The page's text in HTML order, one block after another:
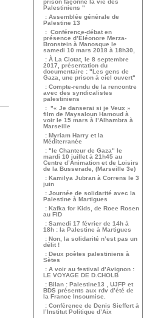
prison façonne la vie des
Palestiniens "
: Assemblée générale de
Palestine 13
: Conférence-débat en
présence d’Éléonore Merza-
Bronstein à Manosque le
samedi 10 mars 2018 à 18h30,
: À La Ciotat, le 8 septembre
2017, présentation du
documentaire : "Les gens de
Gaza, une prison à ciel ouvert"
: Compte-rendu de la rencontre
avec des syndicalistes
palestiniens
: "« Je danserai si je Veux »
film de Maysaloun Hamoud à
voir le 15 mars à l’Alhambra à
Marseille
: Myriam Harry et la
Méditerranée
: "le Chanteur de Gaza" le
mardi 10 juillet à 21h45 au
Centre d’Animation et de Loisirs
de la Busserade, (Marseille 3e)
: Kamilya Jubran à Correns le 3
juin
: Journée de solidarité avec la
Palestine à Martigues
: Kafka for Kids, de Roee Rosen
au FID
: Samedi 17 février de 14h à
18h : la Palestine à Martigues
: Non, la solidarité n’est pas un
délit !
: Deux poètes palestiniens à
Sètes
: A voir au festival d’Avignon :
LE VOYAGE DE D.CHOLB
: Bilan : Palestine13 , UJFP et
BDS présents aux rdv d’été de
la France Insoumise.
: Conférence de Denis Sieffert à
l’Institut Politique d’Aix